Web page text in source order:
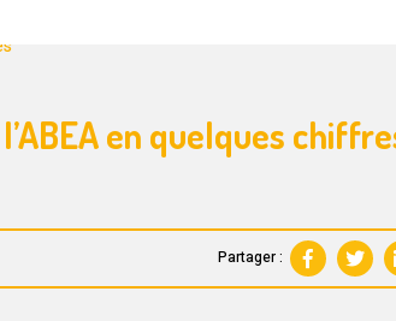
en quelques
Partager :